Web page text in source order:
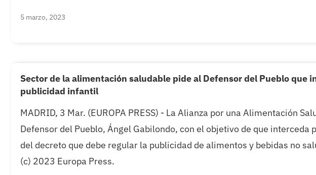
5 marzo, 2023
Sector de la alimentación saludable pide al Defensor del Pueblo que
publicidad infantil
MADRID, 3 Mar. (EUROPA PRESS) - La Alianza por una Alimentación
Defensor del Pueblo, Ángel Gabilondo, con el objetivo de que interceda
del decreto que debe regular la publicidad de alimentos y bebidas no
(c) 2023 Europa Press.